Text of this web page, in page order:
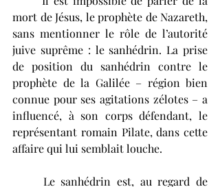
mort de Jésus, le prophète de Nazareth,
sans mentionner le rôle de l’autorité
juive suprême : le sanhédrin. La prise
de position du sanhédrin contre le
prophète de la Galilée – région bien
connue pour ses agitations zélotes – a
influencé, à son corps défendant, le
représentant romain Pilate, dans cette
affaire qui lui semblait louche.